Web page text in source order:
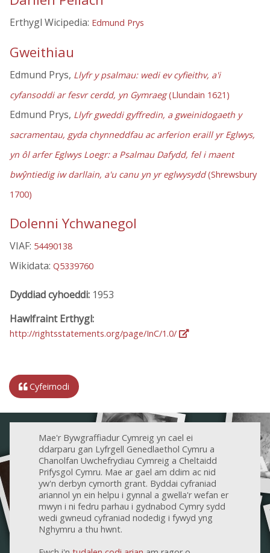
Erthygl Wicipedia: Edmund Prys
Gweithiau
Edmund Prys, Llyfr y psalmau: wedi ev cyfieithv, a'i
cyfansoddi ar fesvr cerdd, yn Gymraeg(Llundain 1621)
Edmund Prys, Llyfr gweddi gyffredin, a gweinidogaeth y
sacramentau, gyda chynneddfau ac arferion eraill yr Eglwys,
yn ôl arfer Eglwys Loegr: a Psalmau Dafydd, fel i maent
bwŷntiedig iw darllain, a'u canu yn yr eglwysydd(Shrewsbury
1700)
Dolenni Ychwanegol
VIAF: 54490138
Wikidata: Q5339760
Dyddiad cyhoeddi: 1953
Hawlfraint Erthygl:
http://rightsstatements.org/page/InC/1.0/
Cyfeirnodi
Mae'r Bywgraffiadur Cymreig yn cael ei
ddarparu gan Lyfrgell Genedlaethol Cymru a
Chanolfan Uwchefrydiau Cymreig a Cheltaidd
Prifysgol Cymru. Mae ar gael am ddim ac nid
yw'n derbyn cymorth grant. Byddai cyfraniad
ariannol yn ein helpu i gynnal a gwella'r wefan er
mwyn i ni fedru parhau i gydnabod Cymry sydd
wedi gwneud cyfraniad nodedig i fywyd yng
Nghymru a thu hwnt.